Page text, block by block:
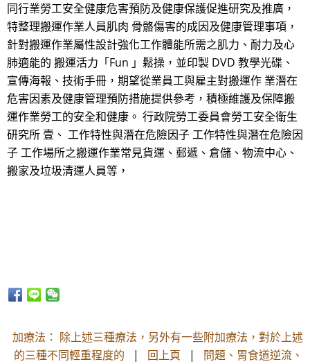
同行業勞工安全健康危害預防及健康保護促進研究及推廣，
特整理搬運作業人員肌肉 骨骼傷害的成因及健康管理事項，
針對搬運作業屬性設計強化工作體能所需之肌力、耐力及心
肺適能的 搬運活力「Fun 」鬆操，並印製 DVD 教學光碟、
宣傳海報、技術手冊，期望從業員工與雇主對搬運作 業潛在
危害因素及健康管理預防措施提供參考，積極維護及保障搬
運作業勞工的安全和健康。 行政院勞工委員會勞工安全衛生
研究所 壹、 工作特性與潛在危險因子 工作特性與潛在危險因
子 工作場所之搬運作業常見貨運、郵遞、倉儲、物流中心、
搬家及垃圾清運人員等，
加療法： 除上述三種療法，另外有一些附加療法，對於上述
的三種不同輕重程度的 | 回上頁 | 問題、胃食道逆流、